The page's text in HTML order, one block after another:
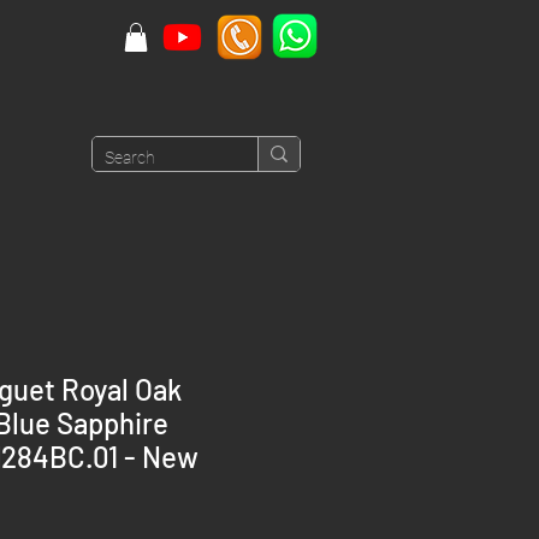
Royal Oak
Sapphire
- New